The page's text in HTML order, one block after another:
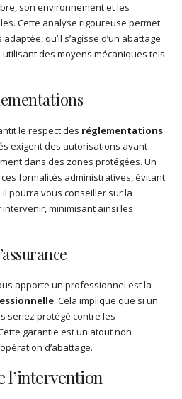
son environnement et les
Cette analyse rigoureuse permet
qu’il s’agisse d’un abattage
des moyens mécaniques tels
le respect des réglementations
exigent des autorisations avant
dans des zones protégées. Un
formalités administratives, évitant
pourra vous conseiller sur la
minimisant ainsi les
apporte un professionnel est la
. Cela implique que si un
seriez protégé contre les
garantie est un atout non
d’abattage.
l’intervention